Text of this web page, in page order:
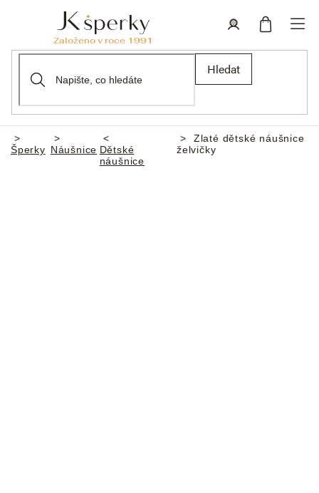
Hledat
Domů
Šperky Náušnice Dětské
náušnice
Zlaté dětské náušnice
želvičky